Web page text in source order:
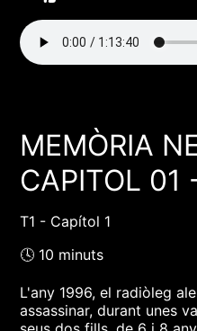
MEMÒRIA
CAPITOL 01
T1 - Capítol 1
🕓 10 minuts
L'any 1996, el radiòleg
assassinar, durant unes